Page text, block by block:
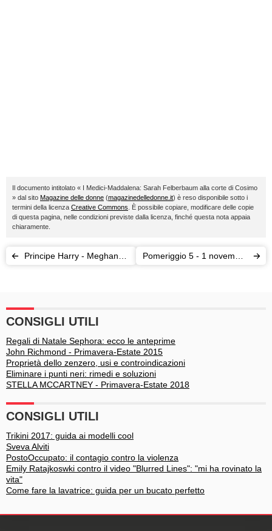
Il documento intitolato « I Medici-Maddalena: Sarah Felberbaum alla corte di Cosimo
» dal sito Magazine delle donne (magazinedelledonne.it) è reso disponibile sotto i
termini della licenza Creative Commons . È possibile copiare, modificare delle copie
di questa pagina, nelle condizioni previste dalla licenza, finché questa nota appaia
chiaramente.
Principe Harry - Meghan
Pomeriggio 5 - 1 novembre
CONSIGLI UTILI
Regali di Natale Sephora: ecco le anteprime
John Richmond - Primavera-Estate 2015
Proprietà dello zenzero, usi e controindicazioni
Eliminare i punti neri: rimedi e soluzioni
STELLA MCCARTNEY - Primavera-Estate 2018
CONSIGLI UTILI
Trikini 2017: guida ai modelli cool
Sveva Alviti
PostoOccupato: il contagio contro la violenza
Emily Ratajkoswki contro il video "Blurred Lines": "mi ha rovinato la
vita"
Come fare la lavatrice: guida per un bucato perfetto